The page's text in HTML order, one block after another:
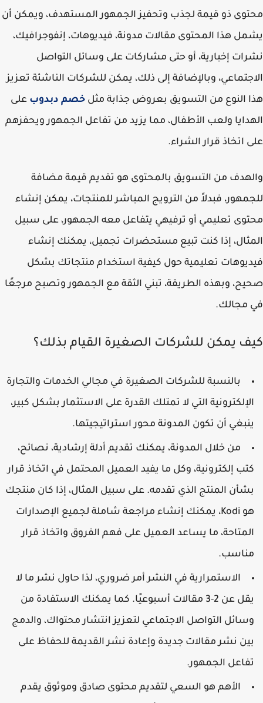
ذو قيمة لجذب وتحفيز الجمهور المستهدف، ويمكن أن
هذا المحتوى مقالات مدونة، فيديوهات، إنفوجرافيك،
إخبارية، أو حتى مشاركات على وسائل التواصل
وبالإضافة إلى ذلك، يمكن للشركات الناشئة تعزيز
النوع من التسويق بعروض جذابة مثلخصم دبدوبعلى
ولعب الأطفال، مما يزيد من تفاعل الجمهور ويحفزهم
اتخاذ قرار الشراء.
من التسويق بالمحتوى هو تقديم قيمة مضافة
فبدلاً من الترويج المباشر للمنتجات، يمكن إنشاء
تعليمي أو ترفيهي يتفاعل معه الجمهور، على سبيل
إذا كنت تبيع مستحضرات تجميل، يمكنك إنشاء
تعليمية حول كيفية استخدام منتجاتك بشكل
وبهذه الطريقة، تبني الثقة مع الجمهور وتصبح مرجعًا
مجالك.
يمكن للشركات الصغيرة القيام بذلك؟
بالنسبة للشركات الصغيرة في مجالي الخدمات والتجارة
التي لا تمتلك القدرة على الاستثمار بشكل كبير،
أن تكون المدونة محور استراتيجيتها.
من خلال المدونة، يمكنك تقديم أدلة إرشادية، نصائح،
إلكترونية، وكل ما يفيد العميل المحتمل في اتخاذ قرار
المنتج الذي تقدمه. على سبيل المثال، إذا كان منتجك
هو Kodi، يمكنك إنشاء مراجعة شاملة لجميع الإصدارات
ما يساعد العميل على فهم الفروق واتخاذ قرار
الاستمرارية في النشر أمر ضروري، لذا حاول نشر ما لا
يقل عن 2-3 مقالات أسبوعيًا. كما يمكنك الاستفادة من
التواصل الاجتماعي لتعزيز انتشار محتواك، والدمج
نشر مقالات جديدة وإعادة نشر القديمة للحفاظ على
الجمهور.
الأهم هو السعي لتقديم محتوى صادق وموثوق يقدم